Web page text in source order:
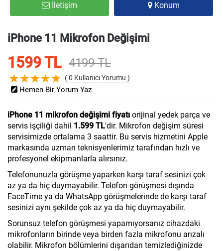
İletişim Konum
iPhone 11 Mikrofon Değişimi
1599 TL 4199 TL
( 0 Kullanıcı Yorumu )
Hemen Bir Yorum Yaz
iPhone 11 mikrofon değişimi fiyatı orijinal yedek parça ve
servis işçiliği dahil 1.599 TL'dir. Mikrofon değişim süresi
servisimizde ortalama 3 saattir. Bu servis hizmetini Apple
markasında uzman teknisyenlerimiz tarafından hızlı ve
profesyonel ekipmanlarla alırsınız.
Telefonunuzla görüşme yaparken karşı taraf sesinizi çok
az ya da hiç duymayabilir. Telefon görüşmesi dışında
FaceTime ya da WhatsApp görüşmelerinde de karşı taraf
sesinizi aynı şekilde çok az ya da hiç duymayabilir.
Sorunsuz telefon görüşmesi yapamıyorsanız cihazdaki
mikrofonların birinde veya birden fazla mikrofonu arızalı
olabilir. Mikrofon bölümlerini dışarıdan temizlediğinizde